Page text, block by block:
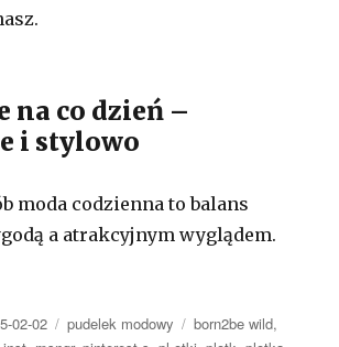
na co dzień –
i stylowo
moda codzienna to balans
a atrakcyjnym wyglądem.
02-02 Kategorie
pudelek modowy Tagi
born2be wild,